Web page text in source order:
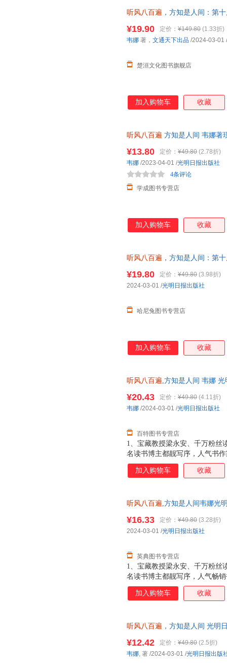
听风八百遍 ，方知是人间：第
¥19.90 定价： ¥149.80 (1.33折)
楚洹文化图书旗舰店
韦娜 著， 文通天下出品 /2024-03-01 /
加入购物车 收藏
听风八百遍 方知是人间 韦娜著
¥13.80 定价： ¥49.80 (2.78折)
学成图书专营店
4条评论
韦娜 /2023-04-01 /光明日报出版社
加入购物车 收藏
听风八百遍 ，方知是人间：第
速发
¥19.80 定价： ¥49.80 (3.98折)
哈尼兔图书专营店
2024-03-01 /光明日报出版社
加入购物车 收藏
听风八百遍,方知是人间 韦娜 光
1、宝藏教授梁永安、千万粉丝
名读书博主都靓写序，人气书
次人间！ 2、人民日报《民生
温暖互动，更真实，更治愈。
温柔的世界。爱和远方终将抵
生。《听风八百遍，方知是人
人能与自己和解，活出生活的
¥20.43 定价： ¥49.80 (4.11折)
百特图书专营店
韦娜 /2024-03-01 /光明日报出版社
加入购物车 收藏
听风八百遍,方知是人间韦娜光
1、宝藏教授梁永安、千万粉丝
名读书博主都靓写序，人气畅
爱一次人间！2、人民日报《民
的温暖互动，更真实，更治愈
是一个温柔的世界。爱和远方
人生。《听风八百遍，方知是
个人能与自己和解，活出生活
¥16.33 定价： ¥49.80 (3.28折)
英典图书专营店
2024-03-01 /光明日报出版社
加入购物车 收藏
听风八百遍 ，方知是人间 光明
¥12.42 定价： ¥49.80 (2.5折)
韦娜, 著 /2024-03-01 /光明日报出版